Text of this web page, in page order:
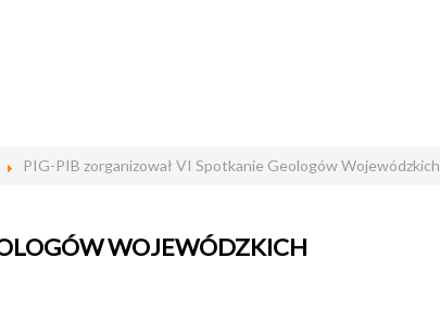
PIG-PIB zorganizował VI Spotkanie Geologów Wojewódzkich
WOJEWÓDZKICH